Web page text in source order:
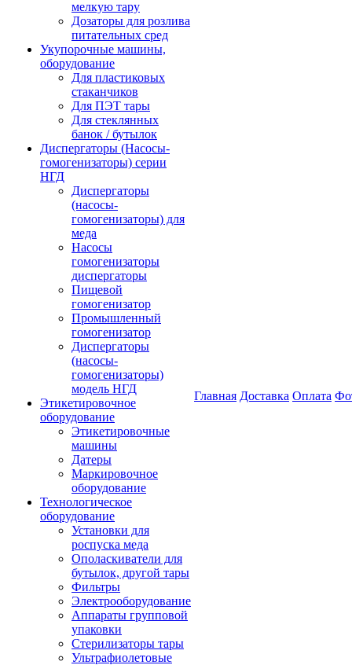
мелкую тару
Дозаторы для розлива
питательных сред
Укупорочные машины,
оборудование
Для пластиковых
стаканчиков
Для ПЭТ тары
Для стеклянных
банок / бутылок
Диспергаторы (Насосы-
гомогенизаторы) серии
НГД
Диспергаторы
(насосы-
гомогенизаторы) для
меда
Насосы
гомогенизаторы
диспергаторы
Пищевой
гомогенизатор
Промышленный
гомогенизатор
Диспергаторы
(насосы-
гомогенизаторы)
модель НГД
Этикетировочное
оборудование
Этикетировочные
машины
Датеры
Маркировочное
оборудование
Технологическое
оборудование
Установки для
роспуска меда
Ополаскиватели для
бутылок, другой тары
Фильтры
Электрооборудование
Аппараты групповой
упаковки
Стерилизаторы тары
Ультрафиолетовые
Главная Доставка Оплата